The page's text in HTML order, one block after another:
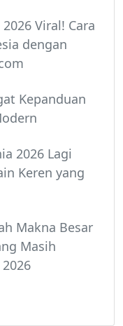
Viral! Cara
dengan
Kepanduan
2026 Lagi
Keren yang
Makna Besar
Masih